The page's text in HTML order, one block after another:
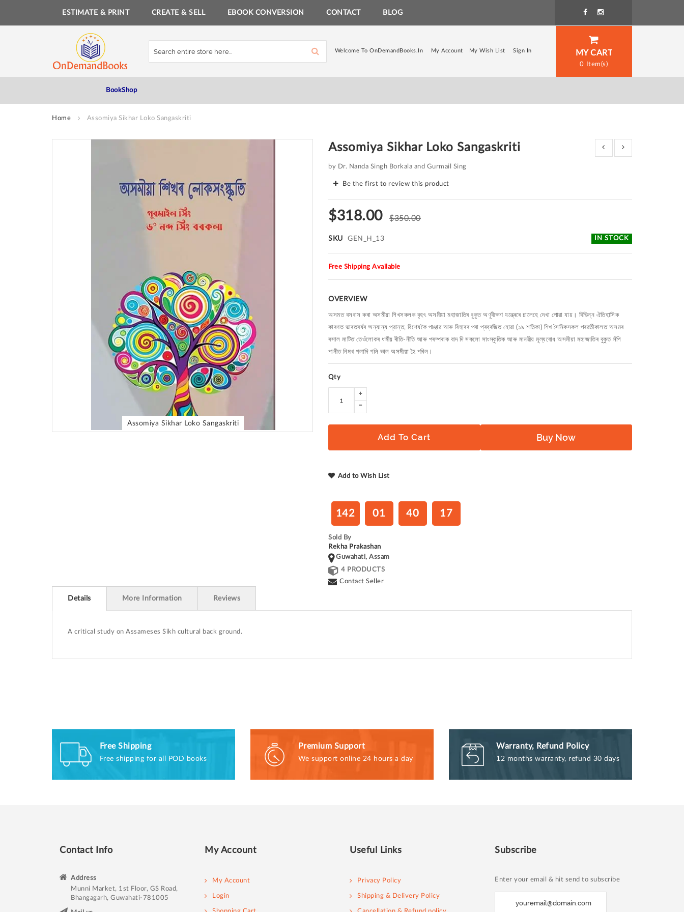
ESTIMATE & PRINT CREATE & SELL EBOOK CONVERSION CONTACT BLOG
Content
MY CART
0
Welcome To OnDemandBooks.in My Account My Wish List Sign In
BookShop
Home Assomiya Sikhar Loko Sangaskriti
Assomiya Sikhar Loko Sangaskriti
Assomiya Sikhar Loko Sangaskriti
by Dr. Nanda Singh Borkala and Gurmail Sing
Be the first to review this product
$318.00 $350.00
IN STOCK
SKU GEN_H_13
Free Shipping Available
OVERVIEW
অসমত বসবাস কৰা অসমীয়া শিখসকলক বৃহৎ অসমীয়া মহাজাতিৰ বুকুত অণুবীক্ষণ যন্ত্ৰেৰে চালেহে দেখা পোৱা যায়। বিভিন্ন ঐতিহাসিক
কাৰণত ভাৰতবৰ্ষৰ অন্যান্য প্রান্ত, বিশেষকৈ পাঞ্জাৱ আৰু বিহাৰৰ পৰা প্ৰব্ৰজিত হোৱা (১৯ শতিকা) শিখ সৈনিকসকল পৰৱৰ্তীকালত অসমৰ
ৰসাল মাটিত তেওঁলোকৰ ধৰ্মীয় ৰীতি-নীতি আৰু পৰম্পৰাক বাদ দি সকলো সাংস্কৃতিক আৰু মানৱীয় মূল্যবোধ অসমীয়া মহাজাতিৰ বুকুত সঁপি
পানীত নিমখ গলাদি গলি ভাল অসমীয়া হৈ পৰিল।
Qty
Add To Cart Buy Now
Add to Wish List
142 01 40 16
Sold By
Rekha Prakashan
Guwahati, Assam
4 PRODUCTS
Contact Seller
Details
A critical study on Assameses Sikh cultural back ground.
More Information Reviews
Free Shipping
Free shipping for all POD books
Premium Support
We support online 24 hours a day
Warranty, Refund Policy
12 months warranty, refund 30 days
Contact Info
Address
Munni Market, 1st Floor, GS Road,
Bhangagarh, Guwahati-781005
My Account
My Account
Login
Useful Links
Privacy Policy
Shipping & Delivery Policy
Subscribe
Enter your email & hit send to subscribe